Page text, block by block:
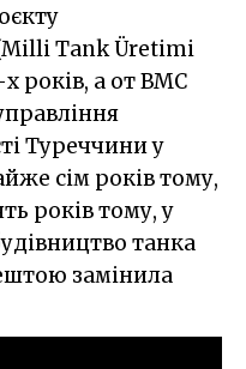
Tank Üretimi
років, а от BMC
Туреччини у
сім років тому,
років тому, у
танка
замінила